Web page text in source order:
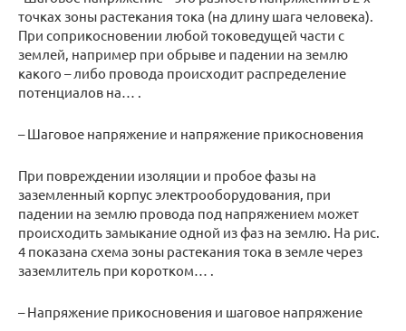
точках зоны растекания тока (на длину шага человека).
При соприкосновении любой токоведущей части с
землей, например при обрыве и падении на землю
какого – либо провода происходит распределение
потенциалов на… .
– Шаговое напряжение и напряжение прикосновения
При повреждении изоляции и пробое фазы на
заземленный корпус электрооборудования, при
падении на землю провода под напряжением может
происходить замыкание одной из фаз на землю. На рис.
4 показана схема зоны растекания тока в земле через
заземлитель при коротком… .
– Напряжение прикосновения и шаговое напряжение